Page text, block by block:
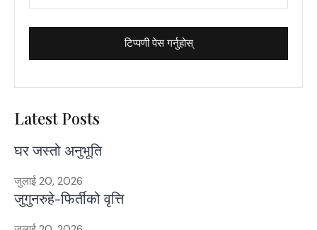
Latest Posts
घर जस्तो अनुभूति
जुलाई 20, 2026
जुगुनरुहे-फिर्तीको वृत्ति